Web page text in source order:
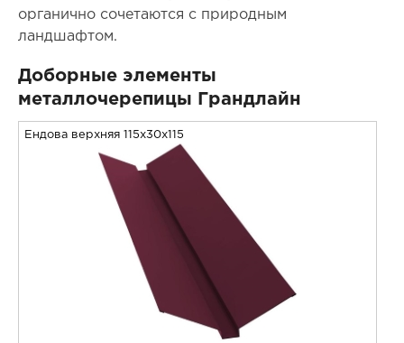
органично сочетаются с природным
ландшафтом.
Доборные элементы
металлочерепицы Грандлайн
Ендова верхняя 115x30x115